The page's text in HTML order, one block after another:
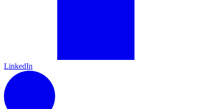
LinkedIn